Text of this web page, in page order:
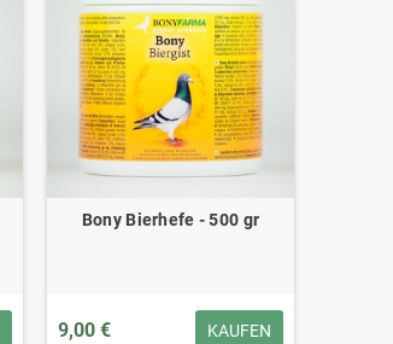
Bony Bierhefe - 500 gr
9,00 € KAUFEN